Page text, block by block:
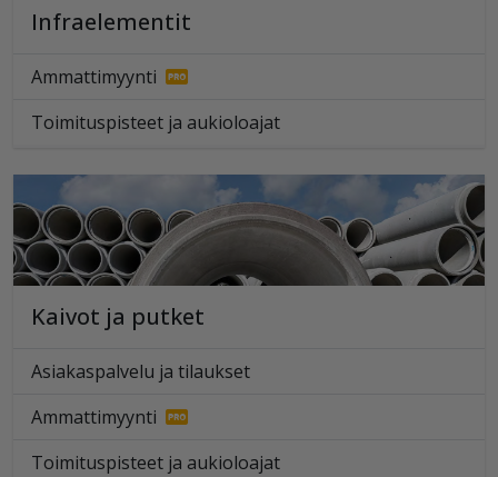
Infraelementit
Ammattimyynti
Toimituspisteet ja aukioloajat
Kaivot ja putket
Asiakaspalvelu ja tilaukset
Ammattimyynti
Toimituspisteet ja aukioloajat